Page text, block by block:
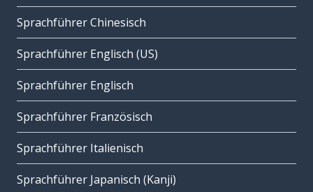
Sprachführer Chinesisch
Sprachführer Englisch (US)
Sprachführer Englisch
Sprachführer Französisch
Sprachführer Italienisch
Sprachführer Japanisch (Kanji)